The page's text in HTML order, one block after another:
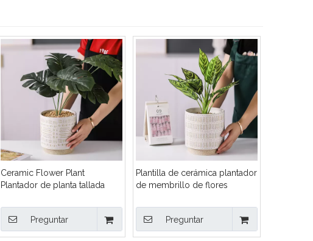
Ceramic Flower Plant
Plantador de planta tallada
hogar Decoración del hogar
Preguntar
Plantilla de cerámica plantador
de membrillo de flores
decoración para el hogar
decoraciónPreguntar